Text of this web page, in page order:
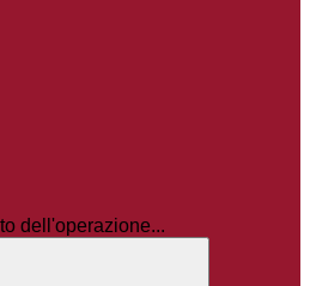
dell'operazione...